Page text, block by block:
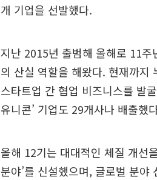
개 기업을 선발했다.
지난 2015년 출범해 올해로 11주
의 산실 역할을 해왔다. 현재까지
스타트업 간 협업 비즈니스를 발
유니콘’ 기업도 29개사나 배출했
올해 12기는 대대적인 체질 개선
분야’를 신설했으며, 글로벌 분